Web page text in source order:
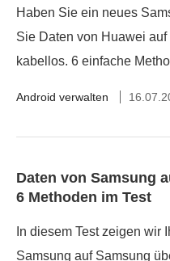
Haben Sie ein neues
Sie Daten von Huawei
kabellos. 6 einfache
Android verwalten
Daten von Samsung
6 Methoden im Test
In diesem Test zeigen wir
Samsung auf Samsung